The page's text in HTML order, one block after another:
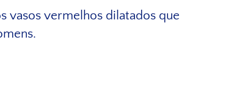
vasos vermelhos dilatados que